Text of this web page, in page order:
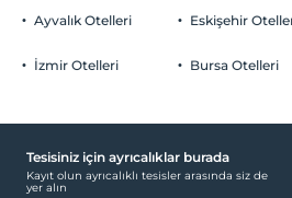
Bahçe
Engelli
Ayvalık Otelleri
İzmir Otelleri
Eskişehir
Bursa Otelleri
Tesisiniz için ayrıcalıklar burada
Kayıt olun ayrıcalıklı tesisler arasında siz de
yer alın